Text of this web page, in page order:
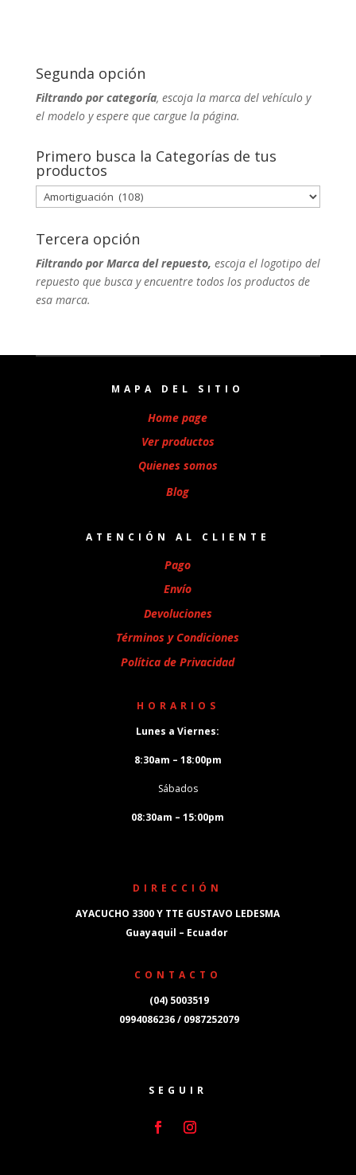
Segunda opción
Filtrando por categoría, escoja la marca del vehículo y
el modelo y espere que cargue la página.
Primero busca la Categorías de tus
productos
Tercera opción
Filtrando por Marca del repuesto, escoja el logotipo del
repuesto que busca y encuentre todos los productos de
esa marca.
MAPA DEL SITIO
Home page
Ver productos
Quienes somos
Blog
ATENCIÓN AL CLIENTE
Pago
Envío
Devoluciones
Términos y Condiciones
Política de Privacidad
HORARIOS
Lunes a Viernes:
8:30am – 18:00pm
Sábados
08:30am – 15:00pm
DIRECCIÓN
AYACUCHO 3300 Y TTE GUSTAVO LEDESMA
Guayaquil – Ecuador
CONTACTO
(04) 5003519
0994086236 / 0987252079
SEGUIR